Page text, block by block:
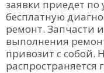
заявки приедет по
бесплатную
ремонт. Запчасти
выполнения
привозит с собой.
распространяется